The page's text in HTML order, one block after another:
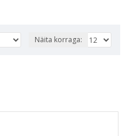
Näita korraga: